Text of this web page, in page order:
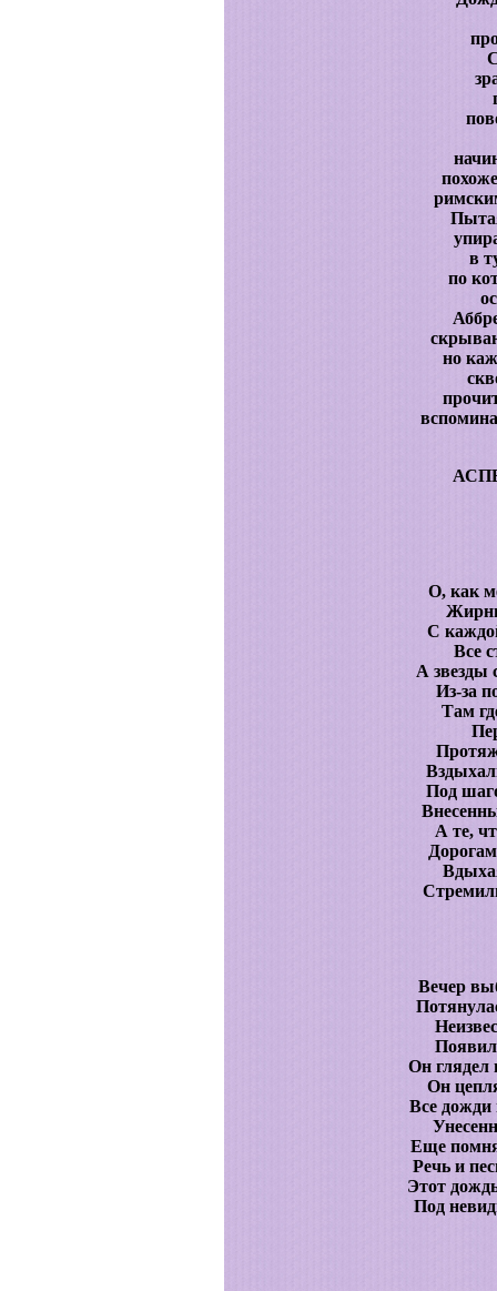
в
по
но
О, как
С
Все
А звезды
Из-за
Там
Под
А те,
Вечер
Он глядел
Он
Все дожди
Еще
Речь и
Этот
Под